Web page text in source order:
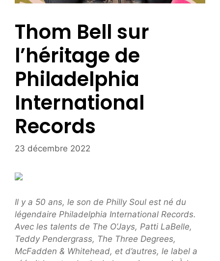
Thom Bell sur
l’héritage de
Philadelphia
International
Records
23 décembre 2022
Il y a 50 ans, le son de Philly Soul est né du
légendaire Philadelphia International Records.
Avec les talents de The O’Jays, Patti LaBelle,
Teddy Pendergrass, The Three Degrees,
McFadden & Whitehead, et d’autres, le label a